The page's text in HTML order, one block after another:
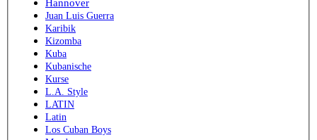
Hannover
Juan Luis Guerra
Karibik
Kizomba
Kuba
Kubanische
Kurse
L.A. Style
LATIN
Latin
Los Cuban Boys